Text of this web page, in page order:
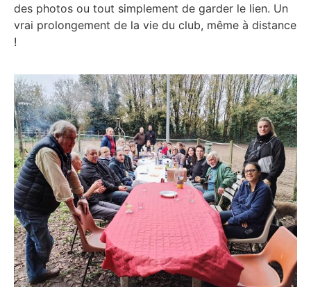
des photos ou tout simplement de garder le lien. Un
vrai prolongement de la vie du club, même à distance
!